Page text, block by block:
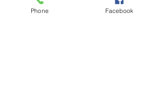
Phone Facebook